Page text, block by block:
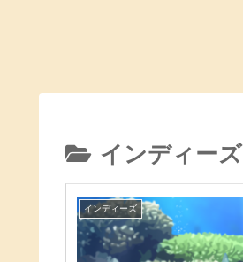
インディーズ
インディーズ